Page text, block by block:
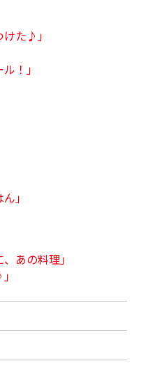
けた♪」
！」
」
あの料理」